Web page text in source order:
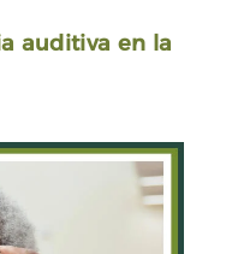
auditiva en la